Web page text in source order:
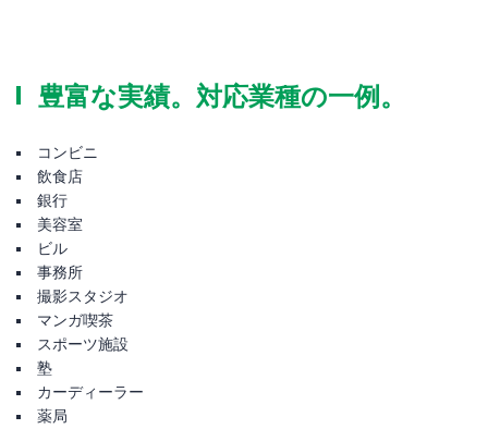
豊富な実績。対応業種の一例。
コンビニ
飲食店
銀行
美容室
ビル
事務所
撮影スタジオ
マンガ喫茶
スポーツ施設
塾
カーディーラー
薬局